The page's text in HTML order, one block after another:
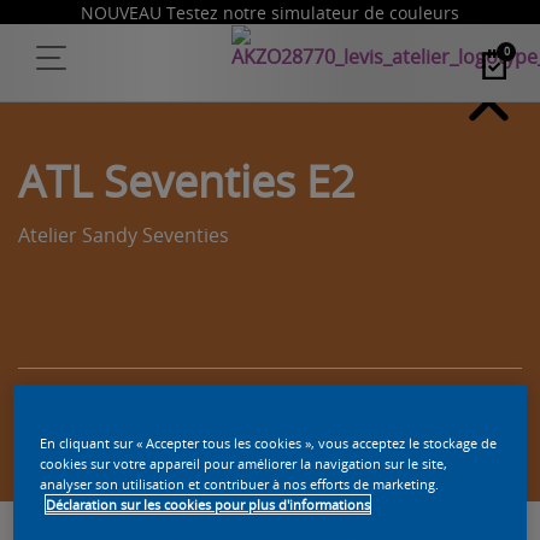
NOUVEAU Testez notre simulateur de couleurs
0
ATL Seventies E2
Atelier Sandy Seventies
Trouvez un produit dans cette couleur
En cliquant sur « Accepter tous les cookies », vous acceptez le stockage de
cookies sur votre appareil pour améliorer la navigation sur le site,
analyser son utilisation et contribuer à nos efforts de marketing.
Déclaration sur les cookies pour plus d'informations